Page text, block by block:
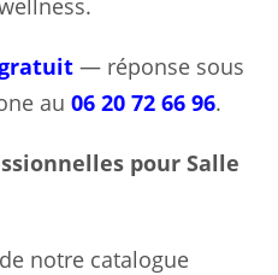
— réponse sous
au 06 20 72 66 96.
pour Salle
notre catalogue